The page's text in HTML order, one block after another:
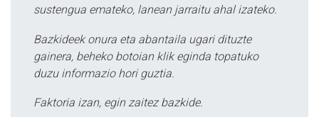
sustengua emateko, lanean jarraitu ahal izateko.
Bazkideek onura eta abantaila ugari dituzte
gainera, beheko botoian klik eginda topatuko
duzu informazio hori guztia.
Faktoria izan, egin zaitez bazkide.